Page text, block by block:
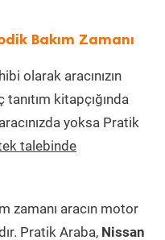
Bakım Zamanı
olarak aracınızın
tanıtım kitapçığında
yoksa Pratik
talebinde
zamanı aracın motor
Pratik Araba, Nissan